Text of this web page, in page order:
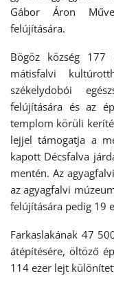
Gábor Áron
felújítására.
Bögöz község
mátisfalvi
székelydobói
felújítására és az
templom körüli
lejjel támogatja a
kapott Décsfalva
mentén. Az
az agyagfalvi
felújítására pedig 19
Farkaslakának 47
átépítésére, öltöző
114 ezer lejt